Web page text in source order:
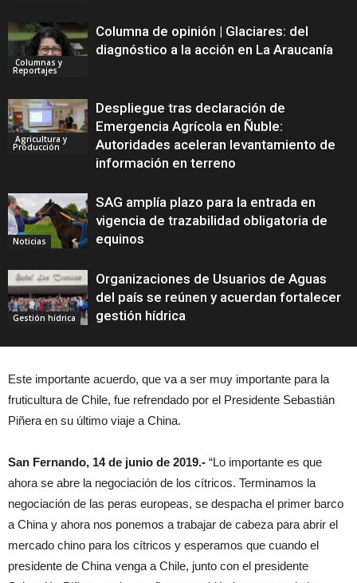
Columnas y
Reportajes
Columna de opinión | Glaciares: del
diagnóstico a la acción en La Araucanía
Agricultura y
Producción
Despliegue tras declaración de
Emergencia Agrícola en Ñuble:
Autoridades aceleran levantamiento de
información en terreno
Noticias
SAG amplía plazo para la entrada en
vigencia de trazabilidad obligatoria de
equinos
Gestión hídrica
Organizaciones de Usuarios de Aguas
del país se reúnen y acuerdan fortalecer
gestión hídrica
Este importante acuerdo, que va a ser muy importante para la
fruticultura de Chile, fue refrendado por el Presidente Sebastián
Piñera en su último viaje a China.
San Fernando, 14 de junio de 2019.- “Lo importante es que
ahora se abre la negociación de los cítricos. Terminamos la
negociación de las peras europeas, se despacha el primer barco
a China y ahora nos ponemos a trabajar de cabeza para abrir el
mercado chino para los cítricos y esperamos que cuando el
presidente de China venga a Chile, junto con el presidente